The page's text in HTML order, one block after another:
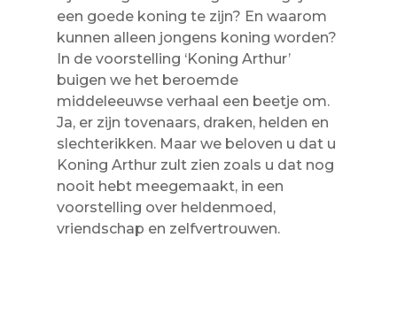
een goede koning te zijn? En waarom
kunnen alleen jongens koning worden?
In de voorstelling ‘Koning Arthur’
buigen we het beroemde
middeleeuwse verhaal een beetje om.
Ja, er zijn tovenaars, draken, helden en
slechterikken. Maar we beloven u dat u
Koning Arthur zult zien zoals u dat nog
nooit hebt meegemaakt, in een
voorstelling over heldenmoed,
vriendschap en zelfvertrouwen.